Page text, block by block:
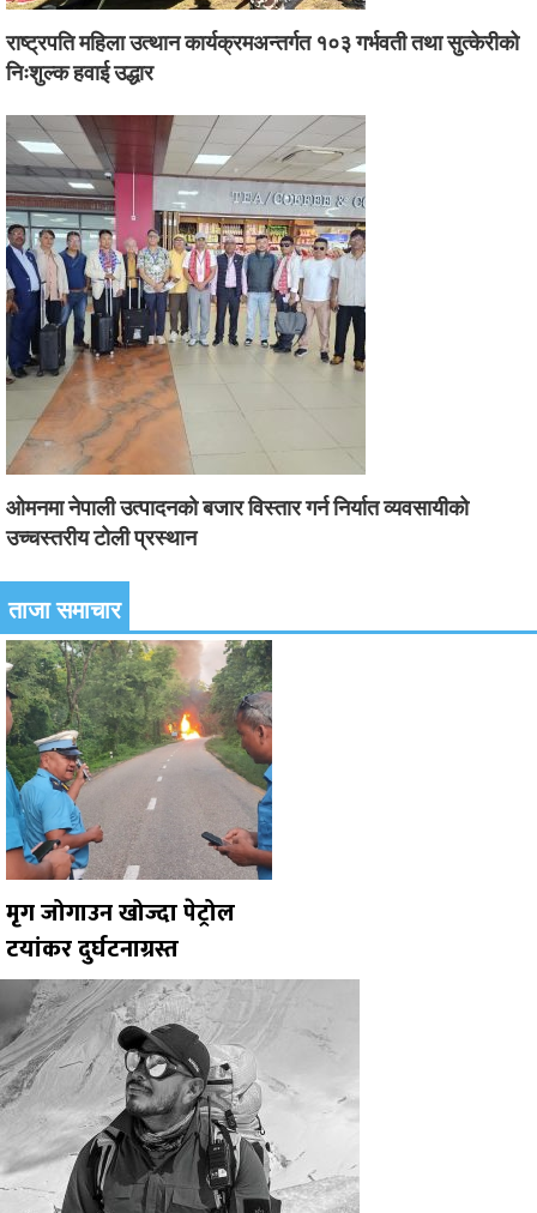
राष्ट्रपति महिला उत्थान कार्यक्रमअन्तर्गत १०३ गर्भवती तथा सुत्केरीको
निःशुल्क हवाई उद्धार
ओमनमा नेपाली उत्पादनको बजार विस्तार गर्न निर्यात व्यवसायीको
उच्चस्तरीय टोली प्रस्थान
ताजा समाचार
मृग जोगाउन खोज्दा पेट्रोल
टयांकर दुर्घटनाग्रस्त